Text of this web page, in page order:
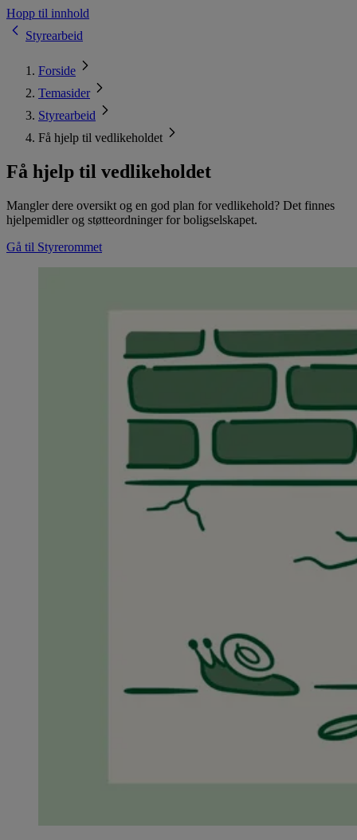
Hopp til innhold
Styrearbeid
Forside
Temasider
Styrearbeid
Få hjelp til vedlikeholdet
Få hjelp til vedlikeholdet
Mangler dere oversikt og en god plan for vedlikehold? Det finnes
hjelpemidler og støtteordninger for boligselskapet.
Gå til Styrerommet